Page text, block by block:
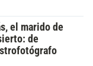
el marido de
de